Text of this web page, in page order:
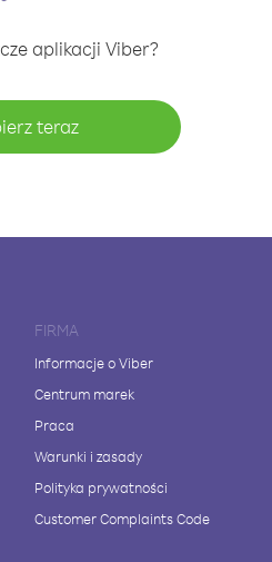
aplikacji Viber?
teraz
FIRMA
Informacje o Viber
Centrum marek
Praca
Warunki i zasady
Polityka prywatności
Customer Complaints Code